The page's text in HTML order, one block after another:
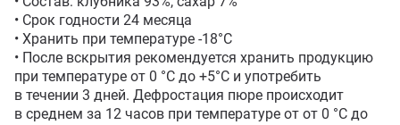
• Срок годности 24 месяца
• Хранить при температуре -18°С
• После вскрытия рекомендуется хранить продукцию
при температуре от 0 °C до +5°C и употребить
в течении 3 дней. Дефростация пюре происходит
в среднем за 12 часов при температуре от от 0 °C до